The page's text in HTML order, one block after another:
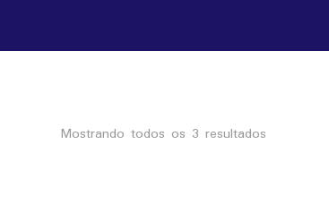
Mostrando todos os 3 resultados